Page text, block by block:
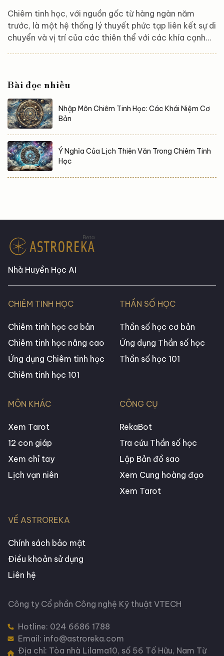
Chiêm tinh học, với nguồn gốc từ hàng ngàn năm
trước, là một hệ thống lý thuyết phức tạp liên kết sự di
chuyển và vị trí của các thiên thể với các khía cạnh
dụng biểu đồ sinh, dựa trên vị trí của các hành tinh,
Mặt Trời và Mặt Trăng vào thời điểm sinh của một
người để đưa ra các dự đoán và phân...
Bài đọc nhiều
Nhập Môn Chiêm Tinh Học: Các Khái Niệm Cơ
Bản
Ý Nghĩa Của Lịch Thiên Văn Trong Chiêm Tinh
Học
Nhà Huyền Học AI
CHIÊM TINH HỌC
Chiêm tinh học cơ bản
Chiêm tinh học nâng cao
Ứng dụng Chiêm tinh học
Chiêm tinh học 101
THẦN SỐ HỌC
Thần số học cơ bản
Ứng dụng Thần số học
Thần số học 101
MÔN KHÁC
Xem Tarot
12 con giáp
Xem chỉ tay
Lịch vạn niên
CÔNG CỤ
RekaBot
Tra cứu Thần số học
Lập Bản đồ sao
Xem Cung hoàng đạo
Xem Tarot
VỀ ASTROREKA
Chính sách bảo mật
Điều khoản sử dụng
Liên hệ
Công ty Cổ phần Công nghệ Kỹ thuật VTECH
Hotline: 024 6686 1788
Email: info@astroreka.com
Địa chỉ: Tòa nhà Lilama10, số 56 Tố Hữu, Nam Từ